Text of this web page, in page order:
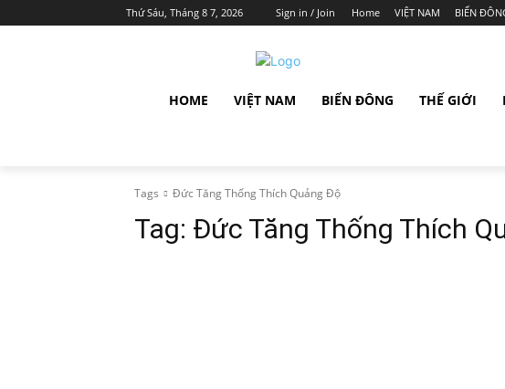
Thứ Sáu, Tháng 8 7, 2026 Sign in / Join Home VIỆT NAM BIỂN
HOME VIỆT NAM BIỂN ĐÔNG THẾ GIỚI
Tags Đức Tăng Thống Thích Quảng Độ
Tag: Đức Tăng Thống Thích